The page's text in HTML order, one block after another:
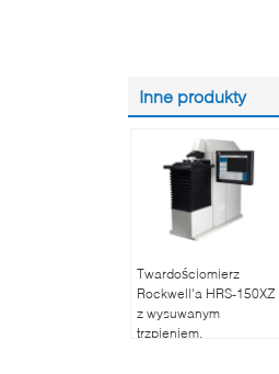
Inne produkty
Twardościomierz
Rockwell'a HRS-150XZ
z wysuwanym
trzpieniem,